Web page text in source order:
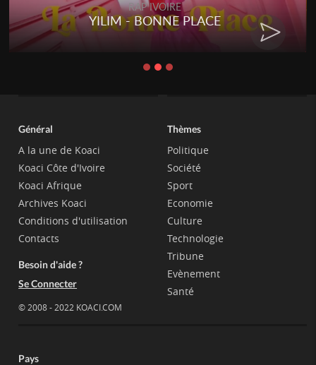
PLACE
RAP IVOIRE
RENARD
CHAT
Général
A la une de Koaci
Koaci Côte d'Ivoire
Koaci Afrique
Archives Koaci
Conditions d'utilisation
Contacts
Besoin d'aide ?
Se Connecter
© 2008 - 2022 KOACI.COM
Thèmes
Politique
Société
Sport
Economie
Culture
Technologie
Tribune
Evènement
Santé
Pays